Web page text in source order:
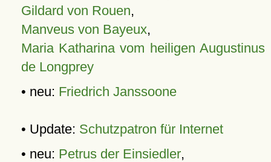
Gildard von Rouen,
Manveus von Bayeux,
Maria Katharina vom heiligen Augustinus
de Longprey
• neu: Friedrich Janssoone
• Update: Schutzpatron für Internet
• neu: Petrus der Einsiedler,